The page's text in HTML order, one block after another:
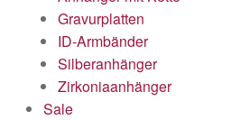
Gravurplatten
ID-Armbänder
Silberanhänger
Zirkoniaanhänger
Sale